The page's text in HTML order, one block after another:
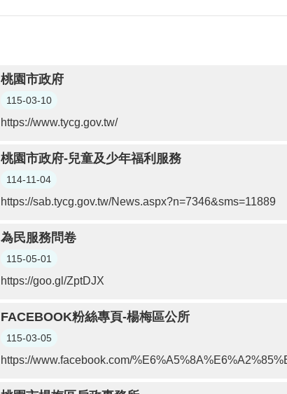
桃園市政府
115-03-10
https://www.tycg.gov.tw/
桃園市政府-兒童及少年福利服務
114-11-04
https://sab.tycg.gov.tw/News.aspx?n=7346&sms=11889
為民服務問卷
115-05-01
https://goo.gl/ZptDJX
FACEBOOK粉絲專頁-楊梅區公所
115-03-05
https://www.facebook.com/